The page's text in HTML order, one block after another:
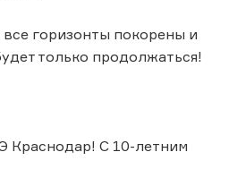
горизонты покорены и
только продолжаться!
Краснодар! С 10-летним